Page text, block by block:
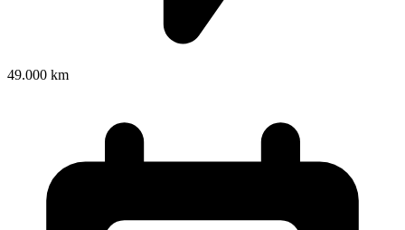
49.000 km